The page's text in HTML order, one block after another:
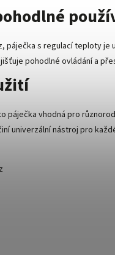
páječka s regulací teploty
pohodlné ovládání a
páječka vhodná pro
univerzální nástroj pro